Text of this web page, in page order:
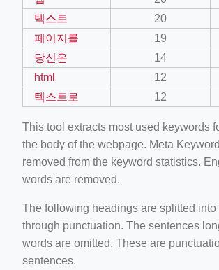
텍스트
20
페이지를
19
당신은
14
html
12
텍스트로
12
This tool extracts most used keywords
the body of the webpage. Meta
removed from the keyword statistics.
words are removed.
The following headings are splitted into
through punctuation. The sentences
words are omitted. These are
sentences.